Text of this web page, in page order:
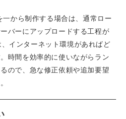
から制作する場合は、通常ロー
バーにアップロードする工程が
インターネット環境があればど
時間を効率的に使いながらラン
ので、急な修正依頼や追加要望